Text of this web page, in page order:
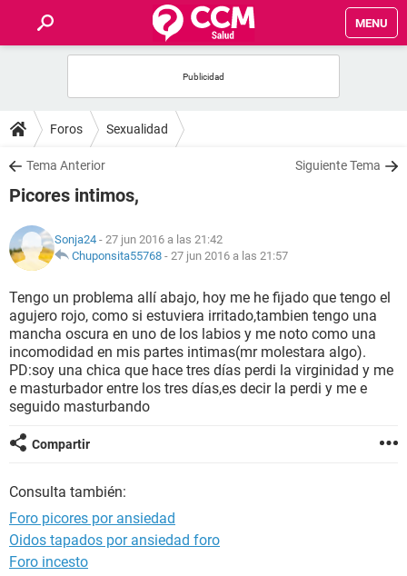
MENU
FOROS
SALUD
NUTRICIÓN
BIENESTAR
SEXUALIDAD
GLOSARIO
Foros Sexualidad
Tema Anterior Siguiente Tema
Picores intimos,
Sonja24 - 27 jun 2016 a las 21:42
Chuponsita55768 - 27 jun 2016 a las 21:57
Tengo un problema allí abajo, hoy me he fijado que tengo el
agujero rojo, como si estuviera irritado,tambien tengo una
mancha oscura en uno de los labios y me noto como una
incomodidad en mis partes intimas(mr molestara algo).
PD:soy una chica que hace tres días perdi la virginidad y me
e masturbador entre los tres días,es decir la perdi y me e
seguido masturbando
Compartir
Consulta también:
Foro picores por ansiedad
Oidos tapados por ansiedad foro
Foro incesto